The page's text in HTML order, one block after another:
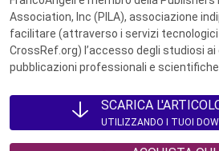
Association, Inc (PILA), associazione
facilitare (attraverso i servizi
CrossRef.org) l’accesso degli studiosi
pubblicazioni professionali e scientifiche.
SCARICA
UTILIZZANDO I TUOI